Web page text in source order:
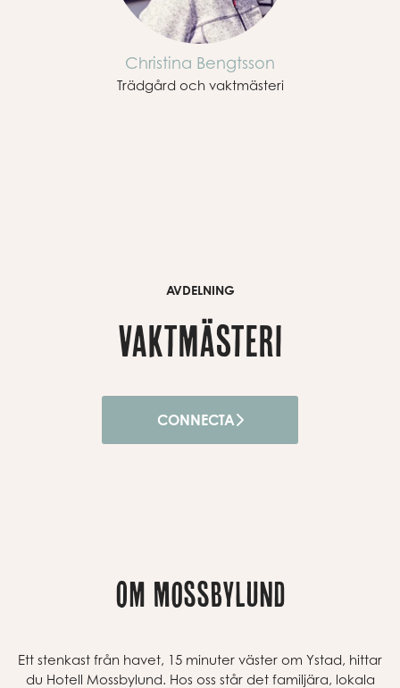
Christina Bengtsson
Trädgård och vaktmästeri
AVDELNING
Vaktmästeri
CONNECTA
Om Mossbylund
Ett stenkast från havet, 15 minuter väster om Ystad, hittar
du Hotell Mossbylund. Hos oss står det familjära, lokala